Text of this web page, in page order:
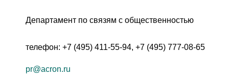
Департамент по связям с общественностью
телефон: +7 (495) 411-55-94, +7 (495) 777-08-65
pr@acron.ru